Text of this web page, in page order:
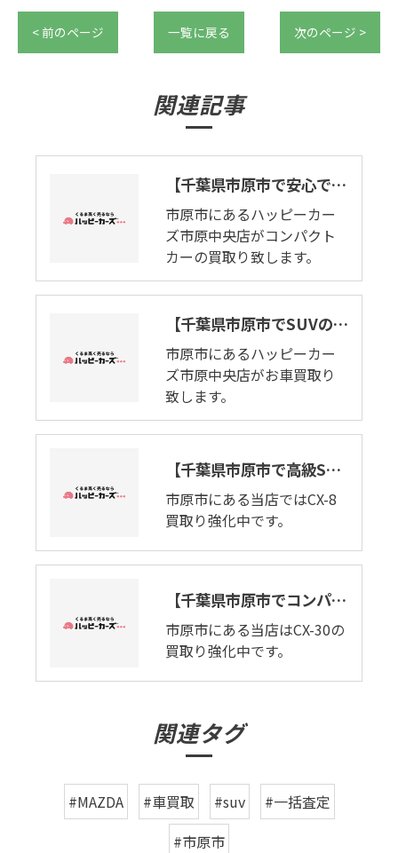
< 前のページ 一覧に戻る 次のページ >
関連記事
【千葉県市原市で安心でおすすめなお店の当店がSUVの買取り致します。】マツダ・CX-３
市原市にあるハッピーカー
ズ市原中央店がコンパクト
カーの買取り致します。
【千葉県市原市でSUVの買取りを致します。】マツダ・CXー５
市原市にあるハッピーカー
ズ市原中央店がお車買取り
致します。
【千葉県市原市で高級SUVの出張査定しております。】マツダ・CX-８
市原市にある当店ではCX-8
買取り強化中です。
【千葉県市原市でコンパクトSUV買取ります。】マツダ・CX-30
市原市にある当店はCX-30の
買取り強化中です。
関連タグ
#MAZDA #車買取 #suv
#一括査定
#市原市